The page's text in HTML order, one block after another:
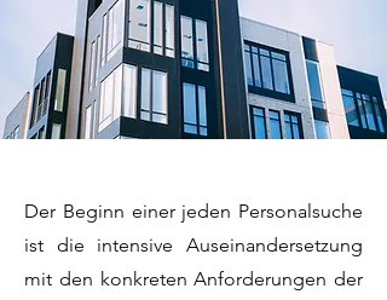
Der Beginn einer jeden Personalsuche
ist die intensive Auseinandersetzung
mit den konkreten Anforderungen der